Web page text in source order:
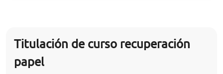
Titulación de curso recuperación
papel